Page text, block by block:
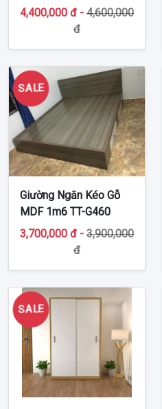
TT-MDF498
4,400,000 đ - 4,600,000
đ
SALE
Giường Ngăn Kéo Gỗ
MDF 1m6 TT-G460
3,700,000 đ - 3,900,000
đ
SALE